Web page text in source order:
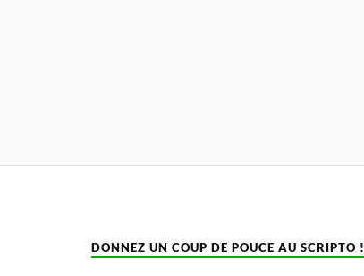
DONNEZ UN COUP DE POUCE AU SCRIPTO !